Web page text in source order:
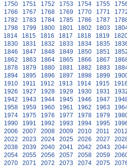
1750 1751 1752 1753 1754 1755
1766 1767 1768 1769 1770 1771
1782 1783 1784 1785 1786 1787
1798 1799 1800 1801 1802 1803
1814 1815 1816 1817 1818 1819
1830 1831 1832 1833 1834 1835
1846 1847 1848 1849 1850 1851
1862 1863 1864 1865 1866 1867
1878 1879 1880 1881 1882 1883
1894 1895 1896 1897 1898 1899
1910 1911 1912 1913 1914 1915
1926 1927 1928 1929 1930 1931
1942 1943 1944 1945 1946 1947
1958 1959 1960 1961 1962 1963
1974 1975 1976 1977 1978 1979
1990 1991 1992 1993 1994 1995
2006 2007 2008 2009 2010 2011
2022 2023 2024 2025 2026 2027
2038 2039 2040 2041 2042 2043
2054 2055 2056 2057 2058 2059
2070 2071 2072 2073 2074 2075